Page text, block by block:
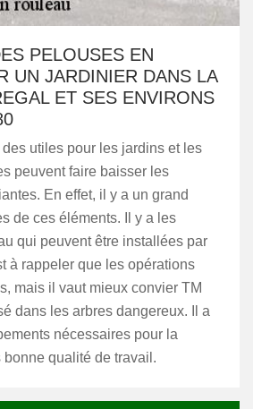
PELOUSES EN
UN JARDINIER DANS LA
ET SES ENVIRONS
utiles pour les jardins et les
peuvent faire baisser les
En effet, il y a un grand
de ces éléments. Il y a les
qui peuvent être installées par
à rappeler que les opérations
mais il vaut mieux convier TM
dans les arbres dangereux. Il a
nécessaires pour la
qualité de travail.